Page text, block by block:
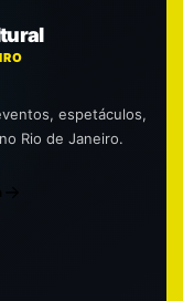
espetáculos,
Rio de Janeiro.